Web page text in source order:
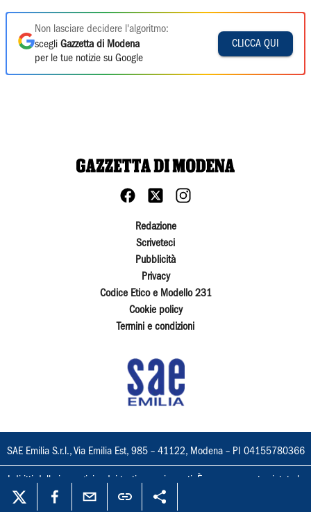
Non lasciare decidere l'algoritmo:
scegli Gazzetta di Modena
per le tue notizie su Google
CLICCA QUI
Redazione
Scriveteci
Pubblicità
Privacy
Codice Etico e Modello 231
Cookie policy
Termini e condizioni
SAE Emilia S.r.l., Via Emilia Est, 985 – 41122, Modena – PI 04155780366
I diritti delle immagini e dei testi sono riservati. È espressamente vietata la
loro riproduzione con qualsiasi mezzo e l'adattamento totale o parziale.